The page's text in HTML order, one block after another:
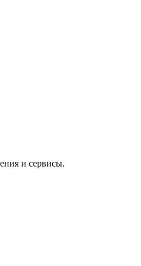
и сервисы.